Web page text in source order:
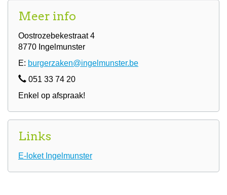
Meer info
Oostrozebekestraat 4
8770 Ingelmunster
E: burgerzaken@ingelmunster.be
051 33 74 20
Enkel op afspraak!
Links
E-loket Ingelmunster